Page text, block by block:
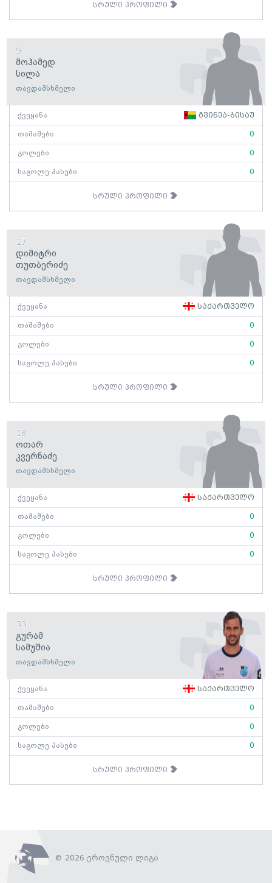
სრული პროფილი
9
Მოჰამედ
Სილა
თავდამსხმელი
ქვეყანა გვინეა-ბისაუ
თამაშები 0
გოლები 0
საგოლე პასები 0
სრული პროფილი
17
Დიმიტრი
Თუთბერიძე
თავდამსხმელი
ქვეყანა საქართველო
თამაშები 0
გოლები 0
საგოლე პასები 0
სრული პროფილი
18
Ოთარ
Კვერნაძე
თავდამსხმელი
ქვეყანა საქართველო
თამაშები 0
გოლები 0
საგოლე პასები 0
სრული პროფილი
33
Გურამ
Სამუშია
თავდამსხმელი
ქვეყანა საქართველო
თამაშები 0
გოლები 0
საგოლე პასები 0
სრული პროფილი
© 2026 ეროვნული ლიგა